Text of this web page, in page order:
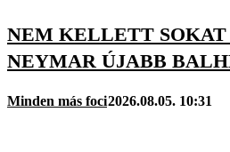
NEM KELLETT
NEYMAR ÚJABB
Minden más foci2026.08.05. 10:31